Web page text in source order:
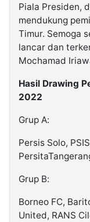
Piala Presiden,
mendukung
Timur. Semoga
lancar dan
Mochamad
Hasil Drawing
2022
Grup A:
Persis Solo,
Grup B:
Borneo FC,
United, RANS